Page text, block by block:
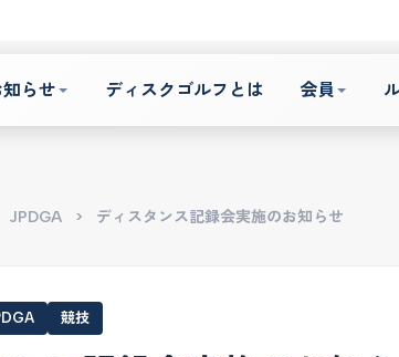
知らせ ディスクゴルフとは 会員
JPDGA > ディスタンス記録会実施のお知らせ
競技